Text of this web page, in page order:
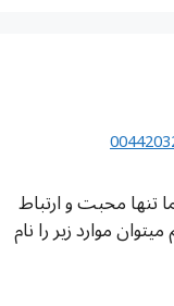
محبت و ارتباط
موارد زیر را نام